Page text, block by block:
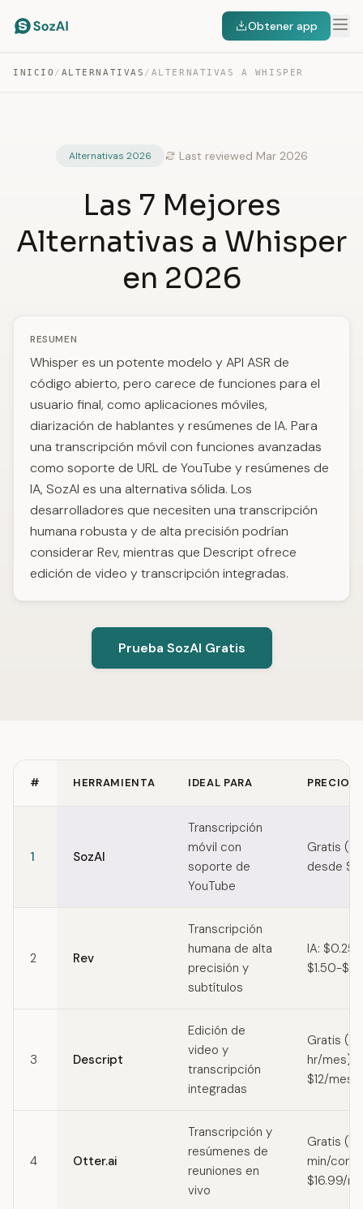
Obtener app
INICIO / ALTERNATIVAS / ALTERNATIVAS A WHISPER
Alternativas 2026 Last reviewed Mar 2026
Las 7 Mejores
Alternativas a Whisper
en 2026
RESUMEN
Whisper es un potente modelo y API ASR de
código abierto, pero carece de funciones para el
usuario final, como aplicaciones móviles,
diarización de hablantes y resúmenes de IA. Para
una transcripción móvil con funciones avanzadas
como soporte de URL de YouTube y resúmenes de
IA, SozAI es una alternativa sólida. Los
desarrolladores que necesiten una transcripción
humana robusta y de alta precisión podrían
considerar Rev, mientras que Descript ofrece
edición de video y transcripción integradas.
Prueba SozAI Gratis
# HERRAMIENTA IDEAL PARA PRECIOS
1 SozAI
Transcripción
móvil con
soporte de
YouTube
Gratis
desde
2 Rev
Transcripción
humana de alta
precisión y
subtítulos
IA: $0.25/
$1.50-
3 Descript
Edición de
video y
transcripción
integradas
Gratis (1
hr/
$12/mes
4 Otter.ai
Transcripción y
resúmenes de
reuniones en
vivo
Gratis
min/
$16.99/